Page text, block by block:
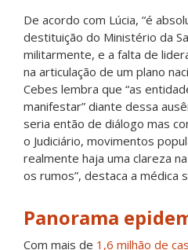
De acordo com Lúcia, “é
destituição do Ministério da
militarmente, e a falta de
na articulação de um plano
Cebes lembra que “as
manifestar” diante dessa
seria então de diálogo mas
o Judiciário, movimentos
realmente haja uma clareza
os rumos”, destaca a médica
Panorama
Com mais de 1,6 milhão de